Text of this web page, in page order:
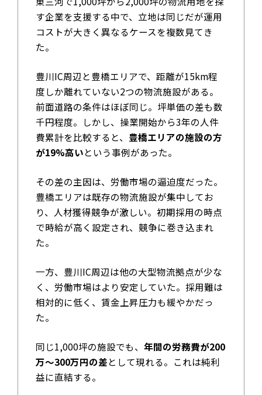
す企業を支援する中で、立地は同じだが運用
コストが大きく異なるケースを複数見てき
た。
豊川IC周辺と豊橋エリアで、距離が15km程
度しか離れていない2つの物流施設がある。
前面道路の条件はほぼ同じ。坪単価の差も数
千円程度。しかし、操業開始から3年の人件
費累計を比較すると、 豊橋エリアの施設の方
が19%高いという事例があった。
その差の主因は、労働市場の逼迫度だった。
豊橋エリアは既存の物流施設が集中してお
り、人材獲得競争が激しい。初期採用の時点
で時給が高く設定され、競争に巻き込まれ
た。
一方、豊川IC周辺は他の大型物流拠点が少な
く、労働市場はより安定していた。採用難は
相対的に低く、賃金上昇圧力も緩やかだっ
た。
同じ1,000坪の施設でも、 年間の労務費が200
万〜300万円の差として現れる。これは純利
益に直結する。